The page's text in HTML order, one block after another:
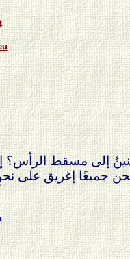
إلى مسقط الرأس؟
نحن جميعًا إغريق على